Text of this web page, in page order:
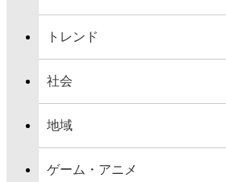
トレンド
社会
地域
ゲーム・アニメ